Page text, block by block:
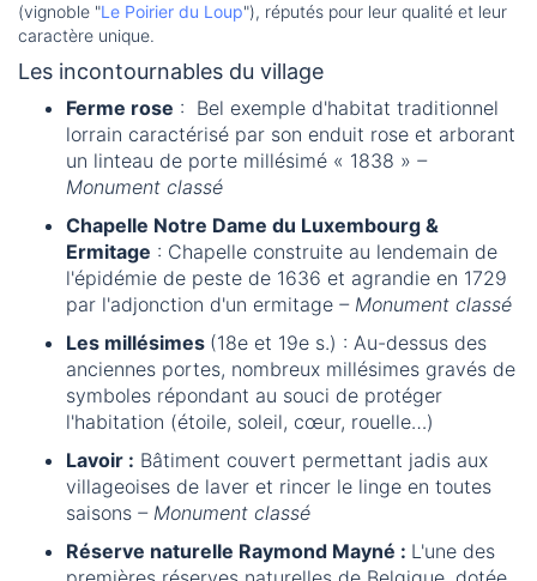
(vignoble "Le Poirier du Loup"), réputés pour leur qualité et leur
caractère unique.
Les incontournables du village
Ferme rose : Bel exemple d'habitat traditionnel
lorrain caractérisé par son enduit rose et arborant
un linteau de porte millésimé « 1838 » –
Monument classé
Chapelle Notre Dame du Luxembourg &
Ermitage : Chapelle construite au lendemain de
l'épidémie de peste de 1636 et agrandie en 1729
par l'adjonction d'un ermitage – Monument classé
Les millésimes (18e et 19e s.) : Au-dessus des
anciennes portes, nombreux millésimes gravés de
symboles répondant au souci de protéger
l'habitation (étoile, soleil, cœur, rouelle…)
Lavoir : Bâtiment couvert permettant jadis aux
villageoises de laver et rincer le linge en toutes
saisons – Monument classé
Réserve naturelle Raymond Mayné : L'une des